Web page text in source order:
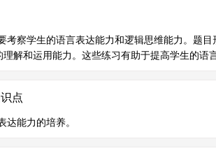
考察学生的语言表达能力和逻辑思维能力。题
解和运用能力。这些练习有助于提高学生的语
点
达能力的培养。